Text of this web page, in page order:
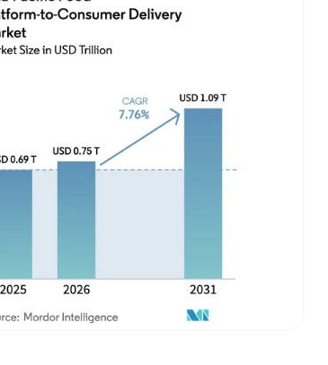
Imagem © Mordor Intelligence. O reuso requer